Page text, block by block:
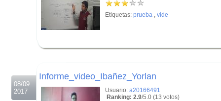
Etiquetas: prueba , vide
08/09
2017
Informe_video_Ibañez_Yorlan
Usuario: a20166491
Ranking: 2.9/5.0 (13 votos)